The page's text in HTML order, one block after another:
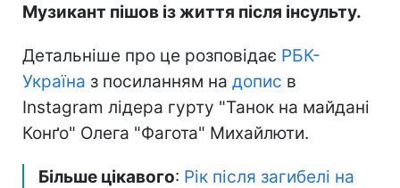
Музикант пішов із життя після інсульту.
Детальніше про це розповідає РБК-
Україна з посиланням на допис в
Instagram лідера гурту "Танок на майдані
Конґо" Олега "Фагота" Михайлюти.
Більше цікавого: Рік після загибелі на